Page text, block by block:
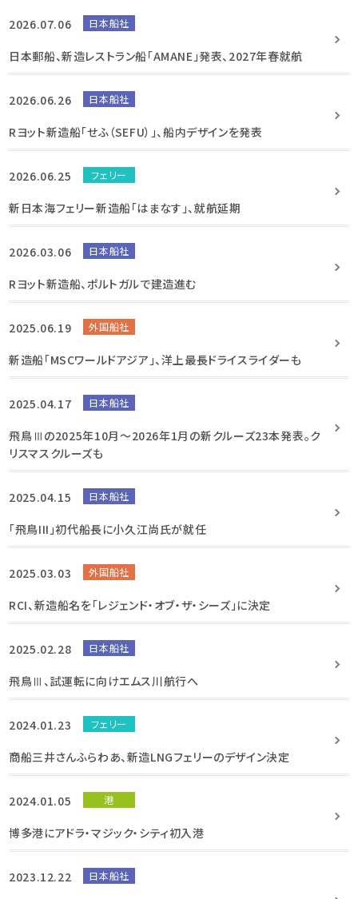
2026.07.06 日本船社
日本郵船、新造レストラン船「AMANE」発表、2027年春就航
2026.06.26 日本船社
Rヨット新造船「せふ（SEFU）」、船内デザインを発表
2026.06.25 フェリー
新日本海フェリー新造船「はまなす」、就航延期
2026.03.06 日本船社
Rヨット新造船、ポルトガルで建造進む
2025.06.19 外国船社
新造船「MSCワールドアジア」、洋上最長ドライスライダーも
2025.04.17 日本船社
飛鳥Ⅲの2025年10月～2026年1月の新クルーズ23本発表。ク
リスマスクルーズも
2025.04.15 日本船社
「飛鳥III」初代船長に小久江尚氏が就任
2025.03.03 外国船社
RCI、新造船名を「レジェンド・オブ・ザ・シーズ」に決定
2025.02.28 日本船社
飛鳥Ⅲ、試運転に向けエムス川航行へ
2024.01.23 フェリー
商船三井さんふらわあ、新造LNGフェリーのデザイン決定
2024.01.05 港
博多港にアドラ・マジック・シティ初入港
2023.12.22 日本船社